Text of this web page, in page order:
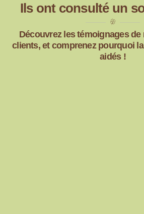
Ils ont consulté un
Découvrez les témoignages
clients, et comprenez pourquoi
aidés !